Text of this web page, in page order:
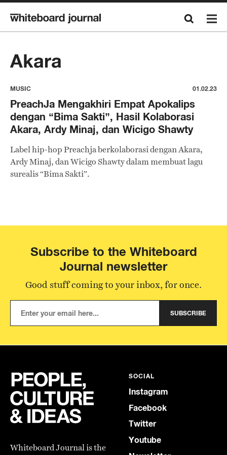
Akara
MUSIC 01.02.23
PreachJa Mengakhiri Empat Apokalips
dengan “Bima Sakti”, Hasil Kolaborasi
Akara, Ardy Minaj, dan Wicigo Shawty
Label hip-hop Preachja berkolaborasi dengan Akara,
Ardy Minaj, dan Wicigo Shawty dalam membuat lagu
surealis “Bima Sakti”.
Subscribe to the Whiteboard
Journal newsletter
Good stuff coming to your inbox, for once.
SUBSCRIBE
Whiteboard Journal is the
SOCIAL
Instagram
Facebook
Twitter
Youtube